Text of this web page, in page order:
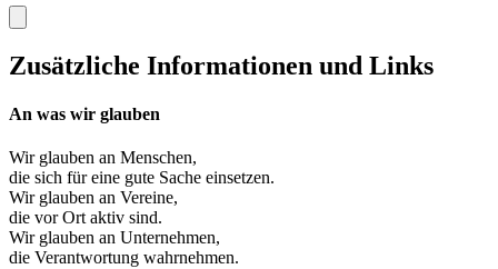
Zusätzliche Informationen und Links
An was wir glauben
Wir glauben an Menschen,
die sich für eine gute Sache einsetzen.
Wir glauben an Vereine,
die vor Ort aktiv sind.
Wir glauben an Unternehmen,
die Verantwortung wahrnehmen.